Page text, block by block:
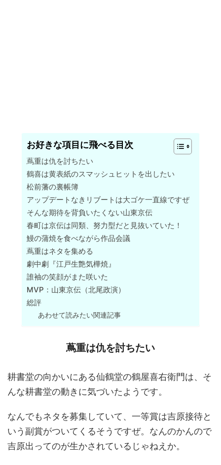
お好きな項目に飛べる目次
蔦重は仇を討ちたい
鶴喜は黄表紙のスマッシュヒットを出したい
松前藩の裏帳簿
アップデートなきリブートは大ゴケ一直線ですぜ
そんな期待を背負いたくない山東京伝
春町は京伝は同類、努力型だと見抜いていた！
鰻の蒲焼を食べながら作品会議
蔦重はネタを集める
劇中劇『江戸生艶気樺焼』
誰袖の笑顔がまた咲いた
MVP：山東京伝（北尾政演）
総評
あわせて読みたい関連記事
蔦重は仇を討ちたい
耕書堂の向かいにある仙鶴堂の鶴屋喜右衛門は、そ
んな耕書堂の動きに気づいたようです。
なんでもネタを募集していて、一等賞は吉原接待と
いう副賞がついてくるそうですぜ。なんのかんので
吉原出ってのが生かされているじゃねえか。